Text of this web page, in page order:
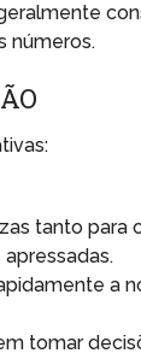
números.
tanto para
a
tomar